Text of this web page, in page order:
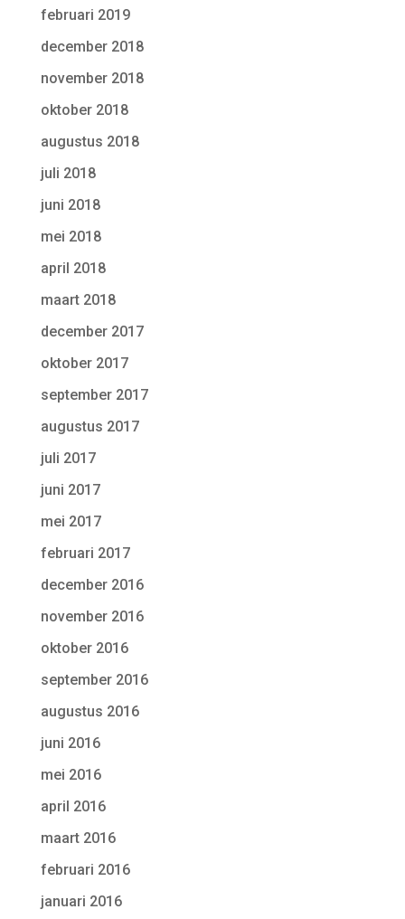
februari 2019
december 2018
november 2018
oktober 2018
augustus 2018
juli 2018
juni 2018
mei 2018
april 2018
maart 2018
december 2017
oktober 2017
september 2017
augustus 2017
juli 2017
juni 2017
mei 2017
februari 2017
december 2016
november 2016
oktober 2016
september 2016
augustus 2016
juni 2016
mei 2016
april 2016
maart 2016
februari 2016
januari 2016